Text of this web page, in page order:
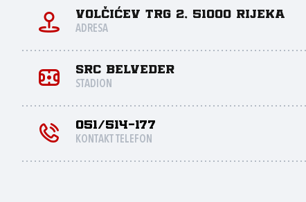
Volčićev trg 2, 51000 Rijeka
ADRESA
SRC Belveder
STADION
051/514-177
KONTAKT TELEFON